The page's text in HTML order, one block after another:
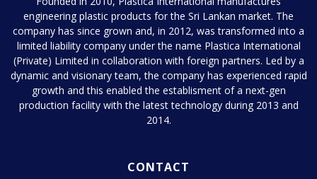
engineering plastic products for the Sri Lankan market. The
company has since grown and, in 2012, was transformed into a
limited liability company under the name Plastica International
(Private) Limited in collaboration with foreign partners. Led by a
dynamic and visionary team, the company has experienced rapid
growth and this enabled the establisment of a next-gen
production facility with the latest technology during 2013 and
2014.
CONTACT